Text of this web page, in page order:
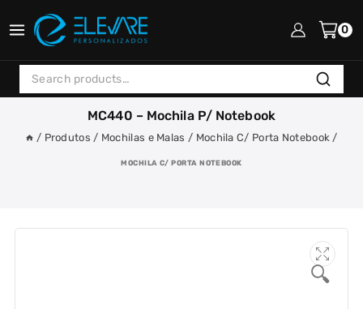
to
0
Search
for:
Search
MC440 – Mochila P/ Notebook
/ Produtos / Mochilas e Malas / Mochila C/ Porta Notebook /
MOCHILA C/ PORTA NOTEBOOK
🔍